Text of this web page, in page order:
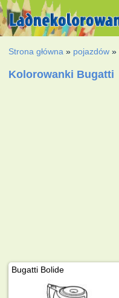
Strona główna » pojazdów »
Kolorowanki Bugatti
Bugatti Bolide